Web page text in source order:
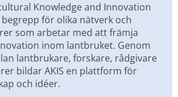
Knowledge and Innovation
för olika nätverk och
som arbetar med att främja
inom lantbruket. Genom
lantbrukare, forskare, rådgivare
bildar AKIS en plattform för
och idéer.